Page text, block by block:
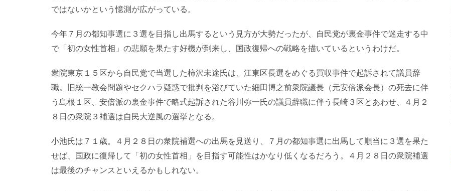
ではないかという憶測が広がっている。
今年７月の都知事選に３選を目指し出馬するという見方が大勢だったが、自民党が裏金事件で迷走する中
で「初の女性首相」の悲願を果たす好機が到来し、国政復帰への戦略を描いているというわけだ。
衆院東京１５区から自民党で当選した柿沢未途氏は、江東区長選をめぐる買収事件で起訴されて議員辞
職。旧統一教会問題やセクハラ疑惑で批判を浴びていた細田博之前衆院議長（元安倍派会長）の死去に伴
う島根１区、安倍派の裏金事件で略式起訴された谷川弥一氏の議員辞職に伴う長崎３区とあわせ、４月２
８日の衆院３補選は自民大逆風の選挙となる。
小池氏は７１歳。４月２８日の衆院補選への出馬を見送り、７月の都知事選に出馬して順当に３選を果た
せば、国政に復帰して「初の女性首相」を目指す可能性はかなり低くなるだろう。４月２８日の衆院補選
は最後のチャンスといえるかもしれない。